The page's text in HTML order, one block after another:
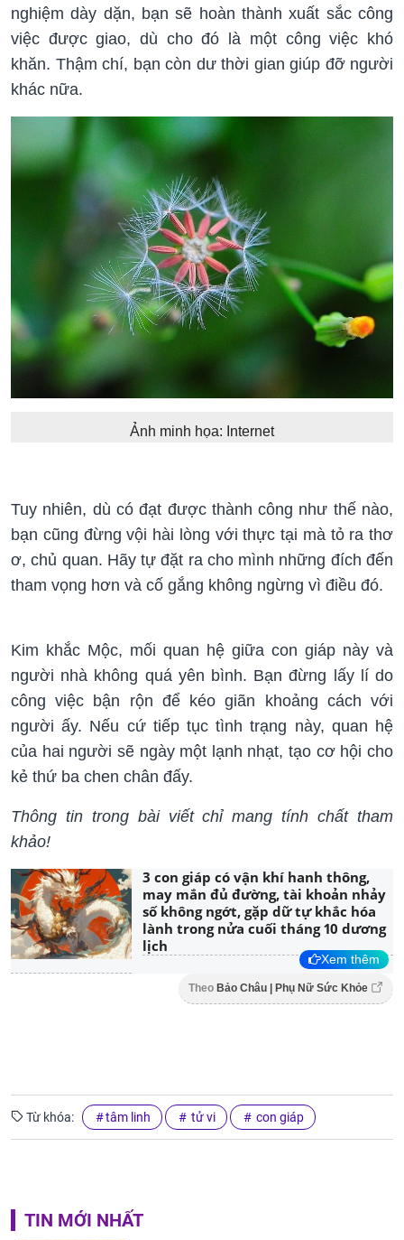
nghiệm dày dặn, bạn sẽ hoàn thành xuất sắc công
việc được giao, dù cho đó là một công việc khó
khăn. Thậm chí, bạn còn dư thời gian giúp đỡ người
khác nữa.
Ảnh minh họa: Internet
Tuy nhiên, dù có đạt được thành công như thế nào,
bạn cũng đừng vội hài lòng với thực tại mà tỏ ra thơ
ơ, chủ quan. Hãy tự đặt ra cho mình những đích đến
tham vọng hơn và cố gắng không ngừng vì điều đó.
Kim khắc Mộc, mối quan hệ giữa con giáp này và
người nhà không quá yên bình. Bạn đừng lấy lí do
công việc bận rộn để kéo giãn khoảng cách với
người ấy. Nếu cứ tiếp tục tình trạng này, quan hệ
của hai người sẽ ngày một lạnh nhạt, tạo cơ hội cho
kẻ thứ ba chen chân đấy.
Thông tin trong bài viết chỉ mang tính chất tham
khảo!
3 con giáp có vận khí hanh thông,
may mắn đủ đường, tài khoản nhảy
số không ngớt, gặp dữ tự khắc hóa
lành trong nửa cuối tháng 10 dương
lịch
Xem thêm
Theo Bảo Châu | Phụ Nữ Sức Khỏe
Từ khóa: tâm linh tử vi con giáp
TIN MỚI NHẤT